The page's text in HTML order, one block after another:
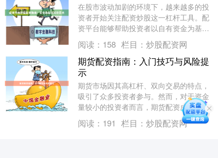
在股市波动加剧的环境下，越来越多的投
资者开始关注配资炒股这一杠杆工具。配
资平台能够帮助投资者以自有资金为基
础，获得数倍于本金的操盘资金，从而放
大收益空间。然而，....
阅读： 158 栏目： 炒股配资网
期货配资指南：入门技巧与风险提
示
期货市场因其高杠杆、双向交易的特点，
吸引了众多投资者参与。然而，对于资金
量较小的投资者而言，期货配资成为放大
收益的一种选择。本文将从入门技巧与风
险提示两个维度，....
阅读： 191 栏目： 炒股配资网